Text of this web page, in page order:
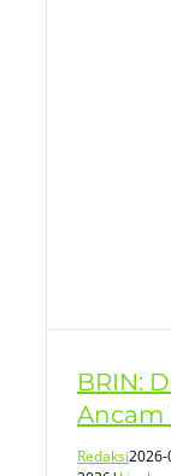
BRIN:
Ancam
Redaksi2026-